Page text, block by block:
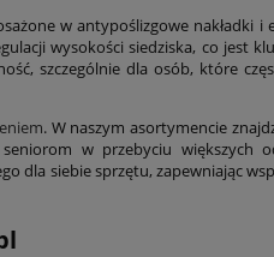
w antypoślizgowe nakładki i
wysokości siedziska, co jest
szczególnie dla osób, które
. W naszym asortymencie
w przebyciu większych
dla siebie sprzętu, zapewniając